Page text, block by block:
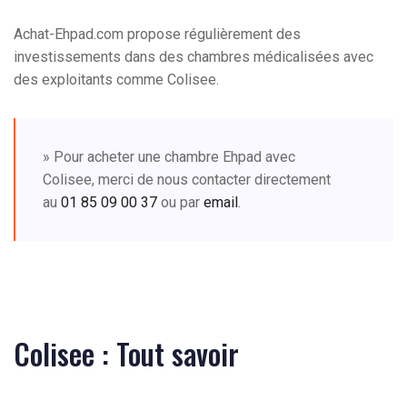
Achat-Ehpad.com propose régulièrement des
investissements dans des chambres médicalisées avec
des exploitants comme Colisee.
» Pour acheter une chambre Ehpad avec
Colisee, merci de nous contacter directement
au 01 85 09 00 37 ou par email .
Colisee : Tout savoir